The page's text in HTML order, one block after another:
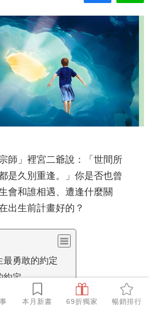
本月新書 69折獨家 暢銷排行
師」裡宮二爺說：「世間所
是久別重逢。」你是否也曾
會和誰相遇、遭逢什麼關
出生前計畫好的？
最勇敢的約定
約定
的約定